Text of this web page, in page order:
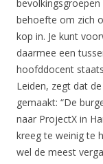
bevolkingsgroepen
behoefte om zich
kop in. Je kunt
daarmee een
hoofddocent
Leiden, zegt dat
gemaakt: “De
naar ProjectX in
kreeg te weinig te
wel de meest